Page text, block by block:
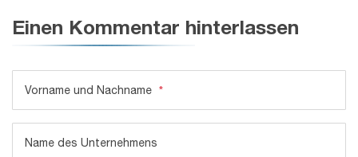
Einen Kommentar hinterlassen
Vorname und Nachname *
Name des Unternehmens